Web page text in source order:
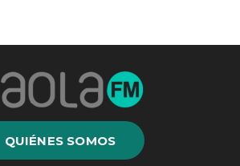
QUIÉNES SOMOS